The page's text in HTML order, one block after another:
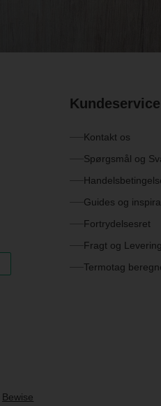
Kundeservice
Kontakt os
Spørgsmål og
Guides og
Fortrydelsesret
Fragt og Levering
Termotag
Bewise